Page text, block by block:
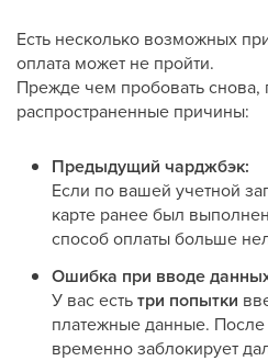
Есть несколько возможных
оплата может не пройти.
Прежде чем пробовать
распространенные причины:
Предыдущий чарджбэк:
Если по вашей учетной
карте ранее был
способ оплаты больше
Ошибка при вводе
У вас естьтри попытки
платежные данные. После
временно заблокирует